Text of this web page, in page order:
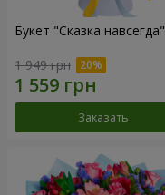
Букет "Сказка навсегда"
1 949 грн
Заказать